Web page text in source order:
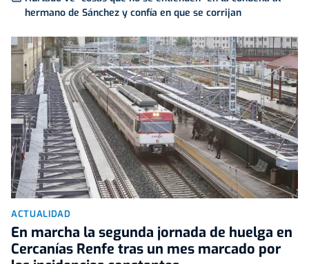
hermano de Sánchez y confía en que se corrijan
ACTUALIDAD
En marcha la segunda jornada de huelga en
Cercanías Renfe tras un mes marcado por